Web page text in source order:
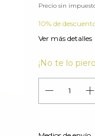
Precio sin
10% de
Ver más detalles
¡No te lo
Entregas para el